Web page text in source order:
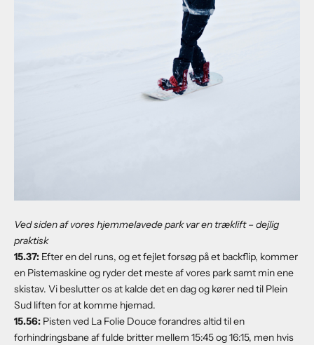
Ved siden af vores hjemmelavede park var en træklift – dejlig
praktisk
15.37: Efter en del runs, og et fejlet forsøg på et backflip, kommer
en Pistemaskine og ryder det meste af vores park samt min ene
skistav. Vi beslutter os at kalde det en dag og kører ned til Plein
Sud liften for at komme hjemad.
15.56: Pisten ved La Folie Douce forandres altid til en
forhindringsbane af fulde britter mellem 15:45 og 16:15, men hvis